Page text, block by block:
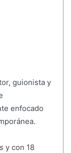
guionista y
enfocado
y con 18